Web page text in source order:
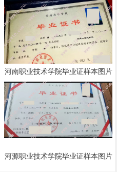
河南职业技术学院毕业证样本图片
河源职业技术学院毕业证样本图片